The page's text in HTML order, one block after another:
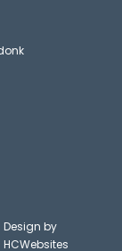
Design by
HCWebsites